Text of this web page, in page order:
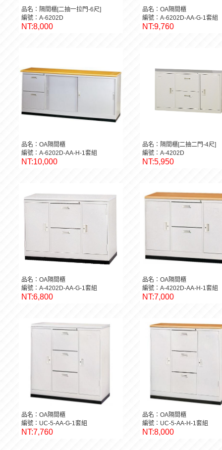
品名：隔間櫃[二抽一拉門-6尺]
編號：A-6202D
NT:8,000
品名：OA隔間櫃
編號：A-6202D-AA-G-1套組
NT:9,760
品名：OA隔間櫃
編號：A-6202D-AA-H-1套組
NT:10,000
品名：隔間櫃[二抽二門-4尺]
編號：A-4202D
NT:5,950
品名：OA隔間櫃
編號：A-4202D-AA-G-1套組
NT:6,800
品名：OA隔間櫃
編號：A-4202D-AA-H-1套組
NT:7,000
品名：OA隔間櫃
編號：UC-5-AA-G-1套組
NT:7,760
品名：OA隔間櫃
編號：UC-5-AA-H-1套組
NT:8,000